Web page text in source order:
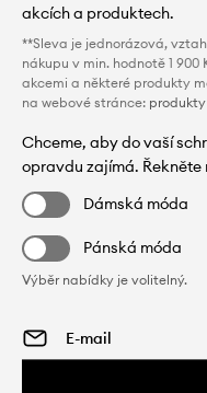
akcích a produktech.
**Sleva je jednorázová,
nákupu v min. hodnotě 1
akcemi a některé produkty
na webové stránce:
Chceme, aby do vaší
opravdu zajímá. Řekněte
Dámská móda
Pánská móda
Výběr nabídky je volitelný.